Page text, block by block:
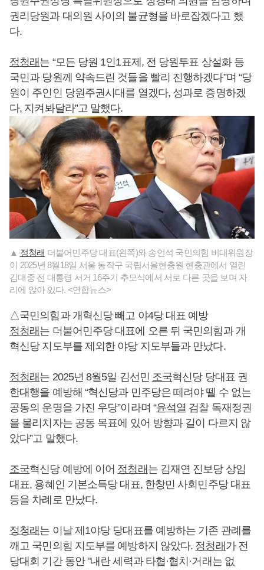
권리당원과 대의원 사이의 불균형을 바로잡겠다고 했
다.
정청래 는 “모든 당원 1인1표제, 전 당원투표 상설화 등
국민과 당원께 약속드린 것들을 빨리 진행하겠다”며 “당
원이 주인인 당원주권시대를 열겠다, 성과로 증명하겠
다, 지켜봐달라”고 말했다.
▲ 정청래 더불어민주당 대표(왼쪽)와 송언석 국민의힘 비대위원장
이 2025년 8월18일 서울 동작구 국립서울현충원 현충관에서 열린
김대중 전 대통령 서거 16주기 추모식에서 서로 다른 곳을 보며 자
리에 앉아 있다. <연합뉴스>
△국민의힘과 개혁신당 빼고 야4당 대표 예방
정청래 는 더불어민주당 대표에 오른 뒤 국민의힘과 개
혁신당 지도부를 제외한 야당 지도부들과 만났다.
정청래 는 2025년 8월5일 김선민 조국혁신당 당대표 권
한대행을 예방해 “혁신당과 민주당은 떼려야 뗄 수 없는
공동의 운명을 가진 우당”이라며 “윤석열 검찰 독재정권
을 물리치자는 공동 목표에 있어 방향과 길이 다르지 않
았다”고 말했다.
조국혁신당 예방에 이어 정청래 는 김재연 진보당 상임
대표, 용혜인 기본소득당 대표, 한창민 사회민주당 대표
등을 차례로 만났다.
정청래 는 이날 제1야당 당대표를 예방하는 기존 관례를
깨고 국민의힘 지도부를 예방하지 않았다. 정청래 가 전
당대회 기간 동안 "내란 세력과 타협·협치·거래는 없